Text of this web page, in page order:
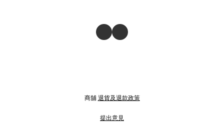
商舖 退貨及退款政策
提出意見